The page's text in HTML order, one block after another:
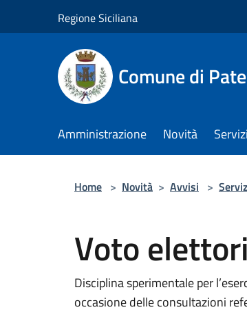
Regione Siciliana
Comune di
Amministrazione Novità Servizi
Home > Novità > Avvisi >
Voto
Disciplina sperimentale per
occasione delle consultazioni